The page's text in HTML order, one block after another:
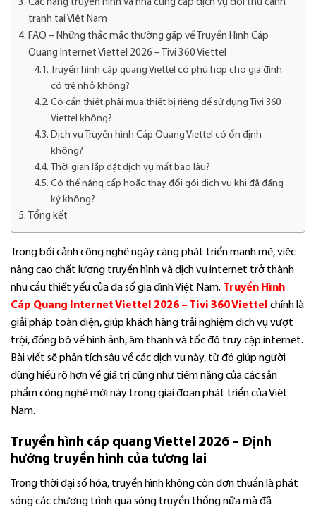
Các hãng truyền hình và nhà cung cấp dịch vụ đối thủ cạnh
tranh tại Việt Nam
FAQ – Những thắc mắc thường gặp về Truyền Hình Cáp
Quang Internet Viettel 2026 – Tivi 360 Viettel
Truyền hình cáp quang Viettel có phù hợp cho gia đình
có trẻ nhỏ không?
Có cần thiết phải mua thiết bị riêng để sử dụng Tivi 360
Viettel không?
Dịch vụ Truyền hình Cáp Quang Viettel có ổn định
không?
Thời gian lắp đặt dịch vụ mất bao lâu?
Có thể nâng cấp hoặc thay đổi gói dịch vụ khi đã đăng
ký không?
Tổng kết
Trong bối cảnh công nghệ ngày càng phát triển mạnh mẽ, việc
nâng cao chất lượng truyền hình và dịch vụ internet trở thành
nhu cầu thiết yếu của đa số gia đình Việt Nam. Truyền Hình
Cáp Quang Internet Viettel 2026 – Tivi 360 Viettel chính là
giải pháp toàn diện, giúp khách hàng trải nghiệm dịch vụ vượt
trội, đồng bộ về hình ảnh, âm thanh và tốc độ truy cập internet.
Bài viết sẽ phân tích sâu về các dịch vụ này, từ đó giúp người
dùng hiểu rõ hơn về giá trị cũng như tiềm năng của các sản
phẩm công nghệ mới này trong giai đoạn phát triển của Việt
Nam.
Truyền hình cáp quang Viettel 2026 – Định
hướng truyền hình của tương lai
Trong thời đại số hóa, truyền hình không còn đơn thuần là phát
sóng các chương trình qua sóng truyền thống nữa mà đã